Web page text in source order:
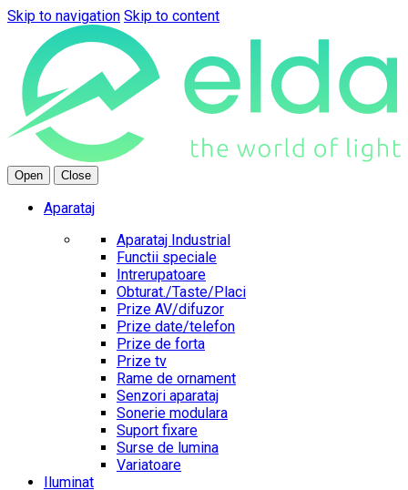
Skip to navigation Skip to content
Open Close
Aparataj
Aparataj Industrial
Functii speciale
Intrerupatoare
Obturat./Taste/Placi
Prize AV/difuzor
Prize date/telefon
Prize de forta
Prize tv
Rame de ornament
Senzori aparataj
Sonerie modulara
Suport fixare
Surse de lumina
Variatoare
Iluminat